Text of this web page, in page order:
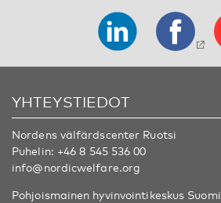
YHTEYSTIEDOT
Nordens välfärdscenter Ruotsi
Puhelin: +46 8 545 536 00
info@nordicwelfare.org
Pohjoismainen hyvinvointikeskus Suomi